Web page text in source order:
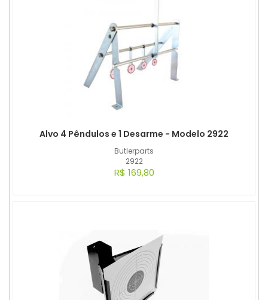
Butlerparts
2922
Alvo 4 Pêndulos e 1 Desarme - Modelo 2922
R$ 169,80